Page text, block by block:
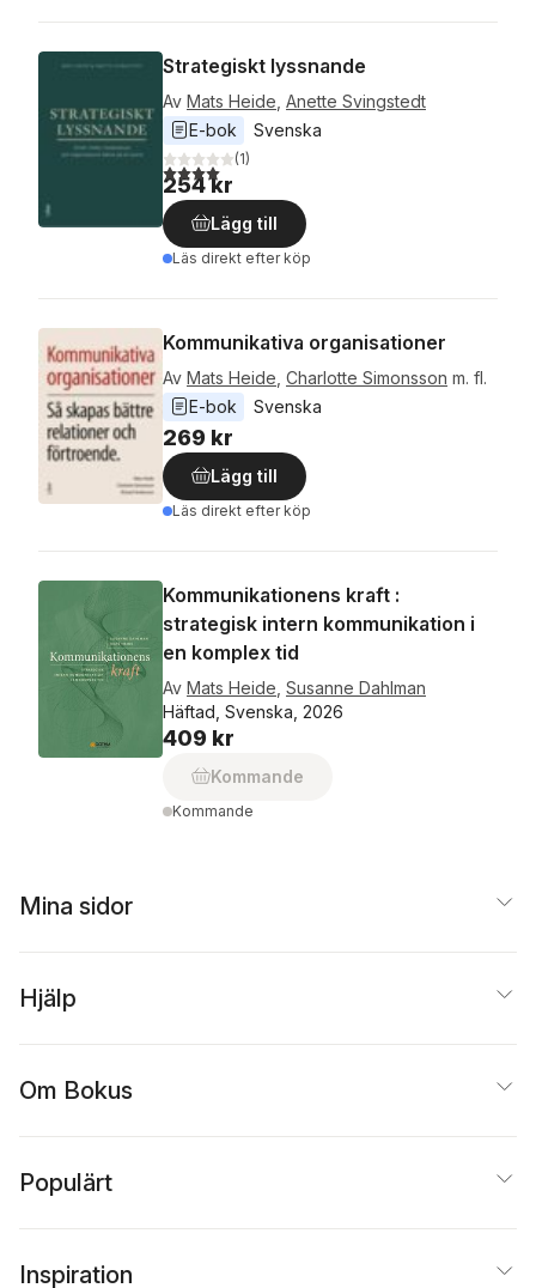
Strategiskt lyssnande
Av Mats Heide Anette Svingstedt
E-bok
Svenska
4,0utav 5 stjärnor. Totalt antal röster:
(1)
254 kr
Lägg till
Läs direkt efter köp
Kommunikativa organisationer
Av Mats Heide Charlotte Simonsson m. fl.
E-bok
Svenska
269 kr
Lägg till
Läs direkt efter köp
Kommunikationens kraft :
strategisk intern kommunikation i
en komplex tid
Av Mats Heide Susanne Dahlman
Häftad, Svenska, 2026
409 kr
Kommande
Kommande
Mina sidor
Hjälp
Om Bokus
Populärt
Inspiration